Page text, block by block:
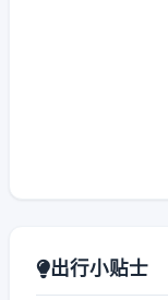
出行小贴士